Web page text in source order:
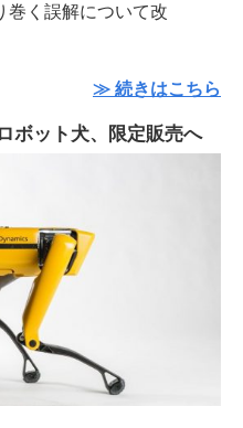
巻く誤解について改
≫ 続きはこちら
ボット犬、限定販売へ